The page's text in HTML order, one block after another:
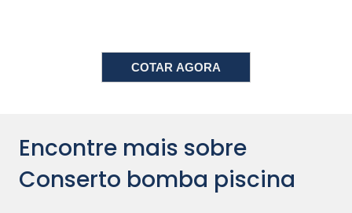
reparação. Estamos comprometidos com a
excelência no atendimento e trabalhamos
e consultoria sobre melhores práticas para
COTAR AGORA
Encontre mais sobre
Conserto bomba piscina